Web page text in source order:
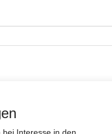
Interesse in den